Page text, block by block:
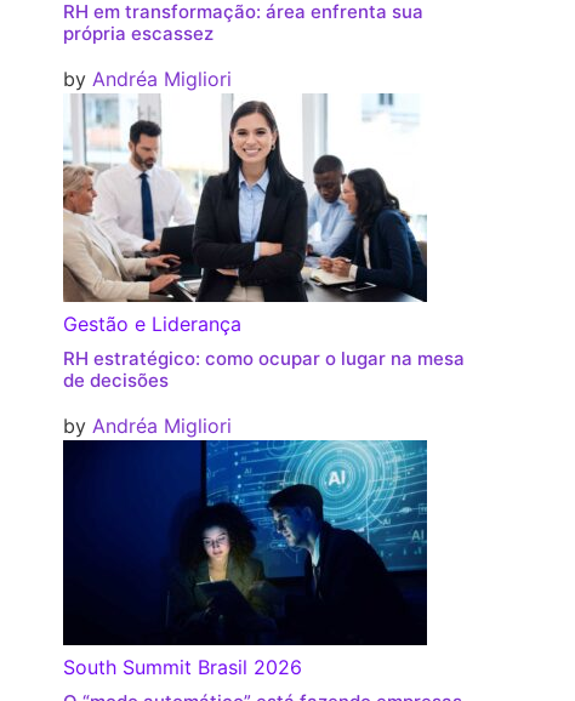
RH em transformação: área enfrenta sua
própria escassez
by Andréa Migliori
Gestão e Liderança
RH estratégico: como ocupar o lugar na mesa
de decisões
by Andréa Migliori
South Summit Brasil 2026